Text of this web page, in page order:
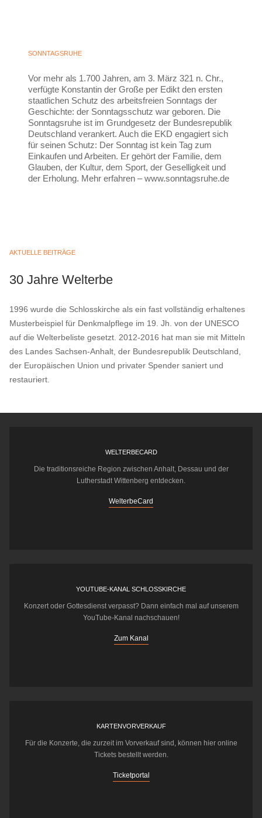
SONNTAGSRUHE
Vor mehr als 1.700 Jahren, am 3. März 321 n. Chr.,
verfügte Konstantin der Große per Edikt den ersten
staatlichen Schutz des arbeitsfreien Sonntags der
Geschichte: der Sonntagsschutz war geboren. Die
Sonntagsruhe ist im Grundgesetz der Bundesrepublik
Deutschland verankert. Auch die EKD engagiert sich
für seinen Schutz: Der Sonntag ist kein Tag zum
Einkaufen und Arbeiten. Er gehört der Familie, dem
Glauben, der Kultur, dem Sport, der Geselligkeit und
der Erholung. Mehr erfahren – www.sonntagsruhe.de
AKTUELLE BEITRÄGE
30 Jahre Welterbe
1996 wurde die Schlosskirche als ein fast vollständig erhaltenes
Musterbeispiel für Denkmalpflege im 19. Jh. von der UNESCO
auf die Welterbeliste gesetzt. 2012-2016 hat man sie mit Mitteln
des Landes Sachsen-Anhalt, der Bundesrepublik Deutschland,
der Europäischen Union und privater Spender saniert und
restauriert.
WELTERBECARD
Die traditionsreiche Region zwischen Anhalt, Dessau und der
Lutherstadt Wittenberg entdecken.
WelterbeCard
YOUTUBE-KANAL SCHLOSSKIRCHE
Konzert oder Gottesdienst verpasst? Dann einfach mal auf unserem
YouTube-Kanal nachschauen!
Zum Kanal
KARTENVORVERKAUF
Für die Konzerte, die zurzeit im Vorverkauf sind, können hier online
Tickets bestellt werden.
Ticketportal